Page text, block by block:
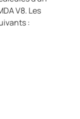
V8. Les
: